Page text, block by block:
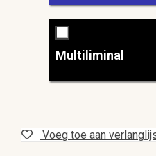
Multiliminal
Voeg toe aan